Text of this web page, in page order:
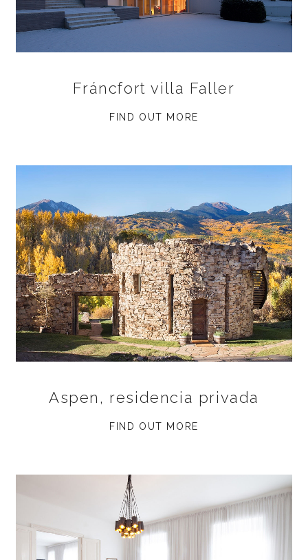
Fráncfort villa Faller
FIND OUT MORE
Aspen, residencia privada
FIND OUT MORE